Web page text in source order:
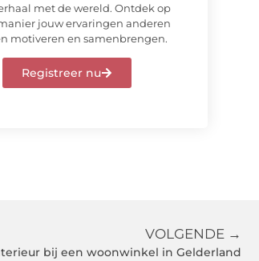
met de wereld. Ontdek op
jouw ervaringen anderen
motiveren en samenbrengen.
Registreer nu
VOLGENDE →
bij een woonwinkel in Gelderland